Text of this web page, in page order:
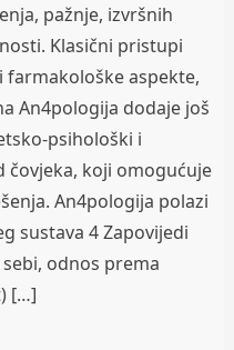
pažnje, izvršnih
Klasični pristupi
aspekte,
An4pologija dodaje još
psihološki i
koji omogućuje
An4pologija polazi
sustava 4 Zapovijedi
odnos prema
[…]